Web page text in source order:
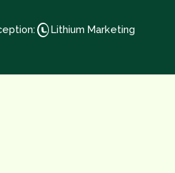
Lithium Marketing